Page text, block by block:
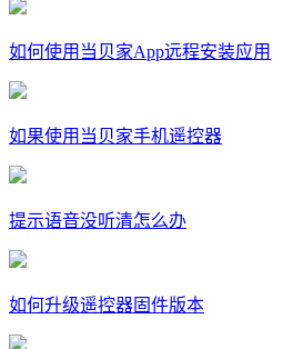
如何使用当贝家App远程安装应用
如果使用当贝家手机遥控器
提示语音没听清怎么办
如何升级遥控器固件版本